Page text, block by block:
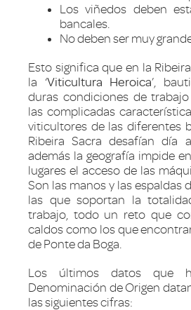
Los viñedos deben
bancales.
No deben ser muy
Esto significa que en la
la ‘Viticultura Heroica’,
duras condiciones de
las complicadas
viticultores de las diferentes
Ribeira Sacra desafían día
además la geografía impide
lugares el acceso de las
Son las manos y las espaldas
las que soportan la
trabajo, todo un reto que
caldos como los que
de Ponte da Boga.
Los últimos datos que
Denominación de Origen
las siguientes cifras: